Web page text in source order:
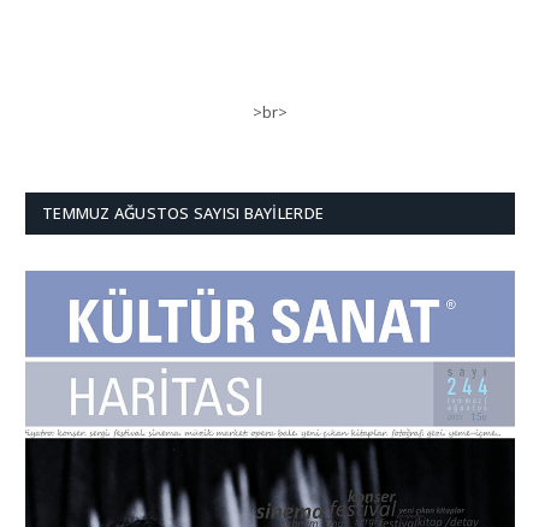
>br>
TEMMUZ AĞUSTOS SAYISI BAYILERDE